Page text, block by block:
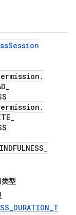
Session
.
_
.
_
_
型